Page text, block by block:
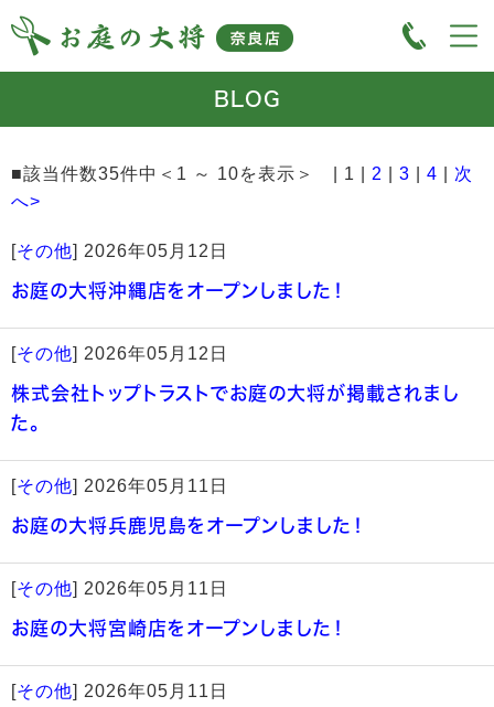
BLOG
■該当件数35件中＜1 ～ 10を表示＞ | 1 | 2 3 4
次
へ>
[その他] 2026年05月12日
お庭の大将沖縄店をオープンしました！
[その他] 2026年05月12日
株式会社トップトラストでお庭の大将が掲載されまし
た。
[その他] 2026年05月11日
お庭の大将兵鹿児島をオープンしました！
[その他] 2026年05月11日
お庭の大将宮崎店をオープンしました！
[その他] 2026年05月11日